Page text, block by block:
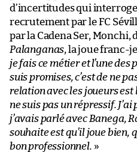
d’incertitudes qui
recrutement par le FC
par la Cadena Ser,
Palanganas, la joue franc-
je fais ce métier et l’une des
suis promises, c’est de ne
relation avec les joueurs est
ne suis pas un répressif.
j’avais parlé avec Banega,
souhaite est qu’il joue bien,
bon professionnel. »